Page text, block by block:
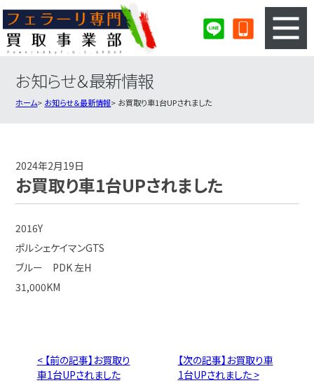
3ステップのカンタン査定
フェラーリ買取実績
お知らせ＆最新情報
ホーム お知らせ＆最新情報 お買取り車1台UPされました
2024年2月19日
お買取り車1台UPされました
2016Y
ポルシェケイマンGTS
ブルー PDK 左H
31,000KM
< 【前の記事】お買取り
車1台UPされました
【次の記事】お買取り車
1台UPされました >